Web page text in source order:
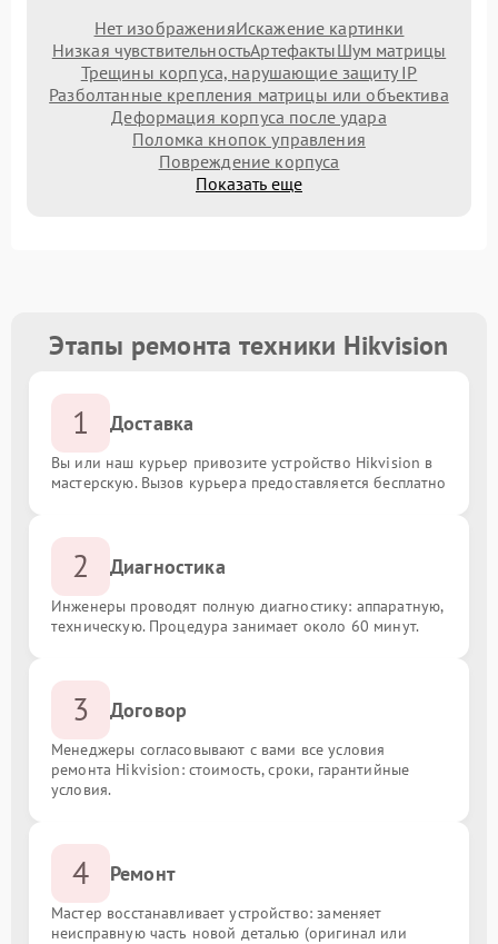
Нет изображенияИскажение картинки
Низкая чувствительностьАртефактыШум матрицы
Трещины корпуса, нарушающие защиту IP
Разболтанные крепления матрицы или объектива
Деформация корпуса после удара
Поломка кнопок управления
Повреждение корпуса
Показать еще
Этапы ремонта техники Hikvision
1 Доставка
Вы или наш курьер привозите устройство Hikvision в
мастерскую. Вызов курьера предоставляется бесплатно
2 Диагностика
Инженеры проводят полную диагностику: аппаратную,
техническую. Процедура занимает около 60 минут.
3 Договор
Менеджеры согласовывают с вами все условия
ремонта Hikvision: стоимость, сроки, гарантийные
условия.
4 Ремонт
Мастер восстанавливает устройство: заменяет
неисправную часть новой деталью (оригинал или